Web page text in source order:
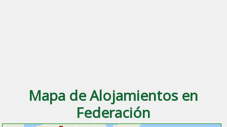
Mapa de Alojamientos en
Federación